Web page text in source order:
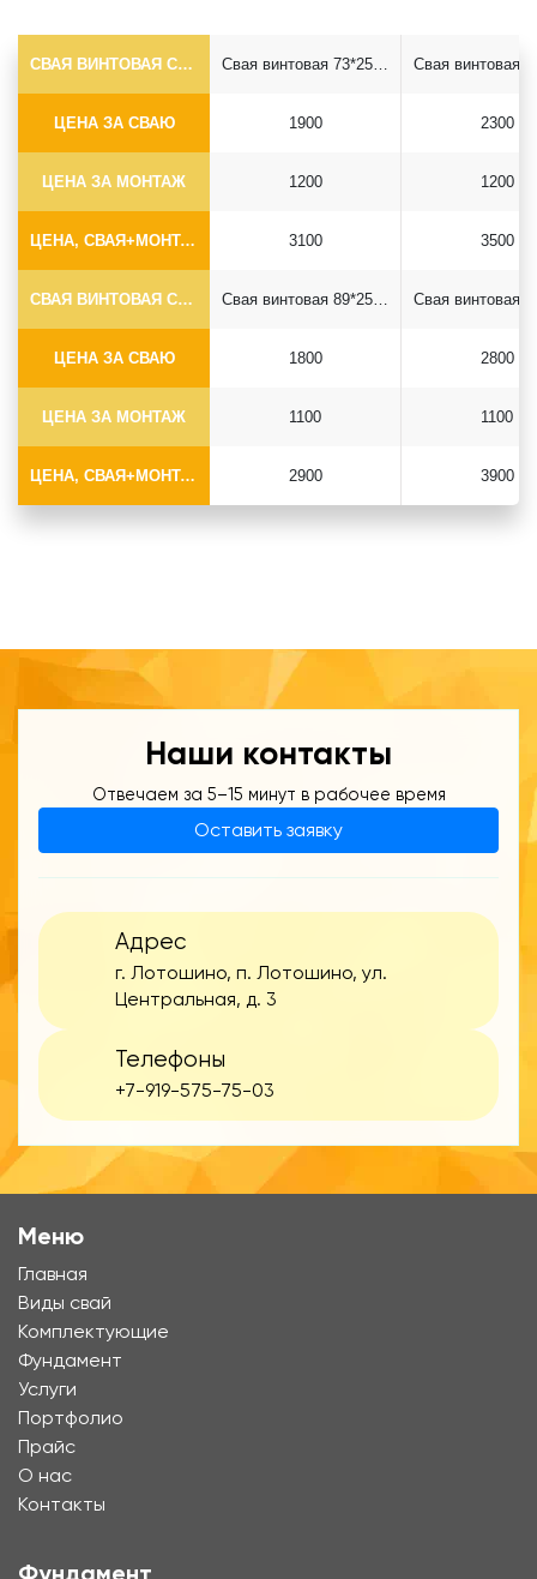
СВАЯ ВИНТОВАЯ САМОРЕЗ Ф73*5.5
ЦЕНА ЗА СВАЮ
ЦЕНА ЗА МОНТАЖ
ЦЕНА, СВАЯ+МОНТАЖ (БЕЗ ОГОЛОВКА)
Свая винтовая 73*2500 саморез
1900
1200
3100
2300
1200
3500
СВАЯ ВИНТОВАЯ САМОРЕЗ Ф89*6.5
ЦЕНА ЗА СВАЮ
ЦЕНА ЗА МОНТАЖ
ЦЕНА, СВАЯ+МОНТАЖ (БЕЗ ОГОЛОВКА)
Свая винтовая 89*2500 саморез
1800
1100
2900
2800
1100
3900
Наши контакты
Отвечаем за 5–15 минут в рабочее время
Оставить заявку
Адрес
г. Лотошино, п. Лотошино, ул.
Центральная, д. 3
Телефоны
+7-919-575-75-03
Меню
Главная
Виды свай
Комплектующие
Фундамент
Услуги
Портфолио
Прайс
О нас
Контакты